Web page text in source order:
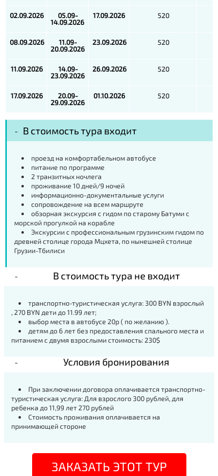
02.09.2026
05.09-
14.09.2026
17.09.2026 520
08.09.2026
11.09-
20.09.2026
23.09.2026 520
11.09.2026
14.09-
23.09.2026
26.09.2026 520
17.09.2026
20.09-
29.09.2026
01.10.2026 520
В стоимость тура входит
проезд на комфортабельном автобусе
питание по программе
2 транзитных ночлега
проживание 10 дней/9 ночей
информационно-документальные услуги
сопровождение на всем маршруте
обзорная экскурсия с гидом по старому Батуми с
морской прогулкой на корабле
Экскурсии с профессиональным грузинским гидом по
древней столице города Мцхета, по нынешней столице
Грузии-Тбилиси
В стоимость тура не входит
транспортно-туристическая услуга: 300 BYN взрослый
, 270 BYN дети до 11.99 лет;
выбор места в автобусе 20р ( по желанию ).
детям до 6 лет без предоставления спального места и
питанием с двумя взрослыми стоимость: 230$
Условия бронирования
При заключении договора оплачивается транспортно-
туристическая услуга: Для взрослого 300 рублей, для
ребенка до 11,99 лет 270 рублей
Стоимость проживания оплачивается на
принимающей стороне
ЗАКАЗАТЬ ЭТОТ ТУР